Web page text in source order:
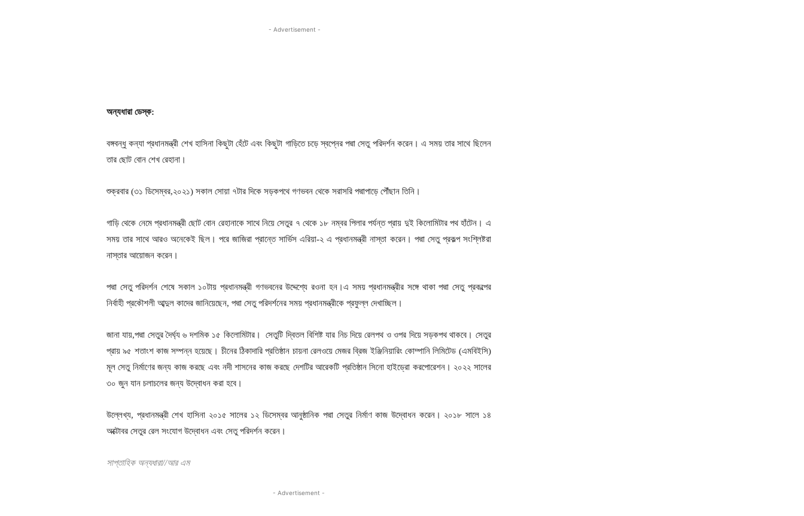
- Advertisement -
অন্যধারা ডেস্ক:
বঙ্গবন্ধু কন্যা প্রধানমন্ত্রী শেখ হাসিনা কিছুটা হেঁটে এবং কিছুটা গাড়িতে চড়ে স্বপ্নের পদ্মা সেতু পরিদর্শন করেন। এ সময় তার সাথে ছিলেন
তার ছোট বোন শেখ রেহানা।
শুক্রবার (৩১ ডিসেম্বর,২০২১) সকাল সোয়া ৭টার দিকে সড়কপথে গণভবন থেকে সরাসরি পদ্মাপাড়ে পৌঁছান তিনি।
গাড়ি থেকে নেমে প্রধানমন্ত্রী ছোট বোন রেহানাকে সাথে নিয়ে সেতুর ৭ থেকে ১৮ নম্বর পিলার পর্যন্ত প্রায় দুই কিলোমিটার পথ হাঁটেন। এ
সময় তার সাথে আরও অনেকেই ছিল। পরে জাজিরা প্রান্তে সার্ভিস এরিয়া-২ এ প্রধানমন্ত্রী নাস্তা করেন। পদ্মা সেতু প্রকল্প সংশ্লিষ্টরা
নাস্তার আয়োজন করেন।
পদ্মা সেতু পরিদর্শন শেষে সকাল ১০টায় প্রধানমন্ত্রী গণভবনের উদ্দেশ্যে রওনা হন।এ সময় প্রধানমন্ত্রীর সঙ্গে থাকা পদ্মা সেতু প্রকল্পের
নির্বাহী প্রকৌশলী আব্দুল কাদের জানিয়েছেন, পদ্মা সেতু পরিদর্শনের সময় প্রধানমন্ত্রীকে প্রফুল্ল দেখাচ্ছিল।
জানা যায়,পদ্মা সেতুর দৈর্ঘ্য ৬ দশমিক ১৫ কিলোমিটার। সেতুটি দ্বিতল বিশিষ্ট যার নিচ দিয়ে রেলপথ ও ওপর দিয়ে সড়কপথ থাকবে। সেতুর
প্রায় ৯৫ শতাংশ কাজ সম্পন্ন হয়েছে। চীনের ঠিকাদারি প্রতিষ্ঠান চায়না রেলওয়ে মেজর ব্রিজ ইঞ্জিনিয়ারিং কোম্পানি লিমিটেড (এমবিইসি)
মূল সেতু নির্মাণের জন্য কাজ করছে এবং নদী শাসনের কাজ করছে দেশটির আরেকটি প্রতিষ্ঠান সিনো হাইড্রো করপোরেশন। ২০২২ সালের
৩০ জুন যান চলাচলের জন্য উদ্বোধন করা হবে।
উল্লেখ্য, প্রধানমন্ত্রী শেখ হাসিনা ২০১৫ সালের ১২ ডিসেম্বর আনুষ্ঠানিক পদ্মা সেতুর নির্মাণ কাজ উদ্বোধন করেন। ২০১৮ সালে ১৪
অক্টোবর সেতুর রেল সংযোগ উদ্বোধন এবং সেতু পরিদর্শন করেন।
সাপ্তাহিক অন্যধারা//আর এম
- Advertisement -